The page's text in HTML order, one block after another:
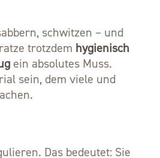
schwitzen – und
trotzdem hygienisch
ein absolutes Muss.
sein, dem viele und
Das bedeutet: Sie